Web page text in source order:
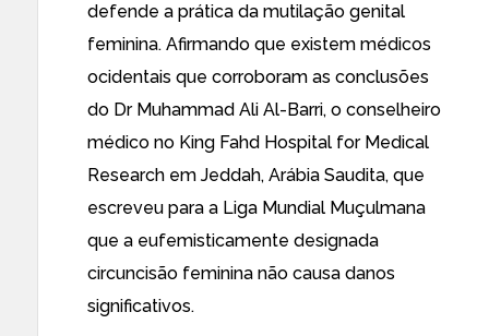
defende a prática da mutilação genital
feminina. Afirmando que existem médicos
ocidentais que corroboram as conclusões
do Dr Muhammad Ali Al-Barri, o conselheiro
médico no King Fahd Hospital for Medical
Research em Jeddah, Arábia Saudita, que
escreveu para a Liga Mundial Muçulmana
que a eufemisticamente designada
circuncisão feminina não causa danos
significativos.